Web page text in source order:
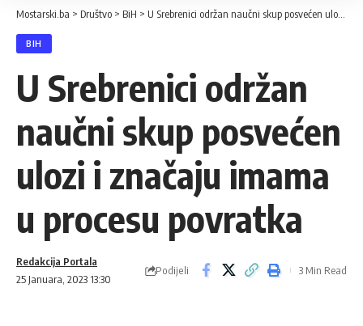
Mostarski.ba > Društvo > BiH > U Srebrenici održan naučni skup posvećen ulozi i značaju imama u procesu povratka
BIH
U Srebrenici održan
naučni skup posvećen
ulozi i značaju imama
u procesu povratka
25 Januara, 2023 13:30
Redakcija Portala
Podijeli 3 Min Read